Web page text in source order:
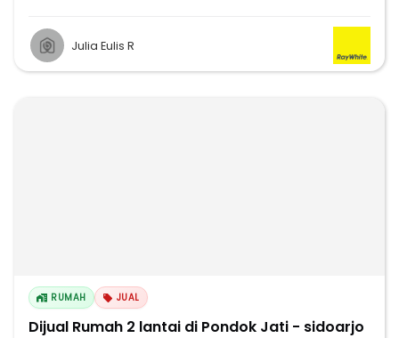
Julia Eulis R
RUMAH JUAL
Dijual Rumah 2 lantai di Pondok Jati - sidoarjo